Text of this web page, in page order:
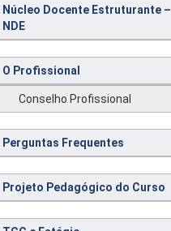
Núcleo Docente Estruturante –
NDE
O Profissional
Conselho Profissional
Perguntas Frequentes
Projeto Pedagógico do Curso